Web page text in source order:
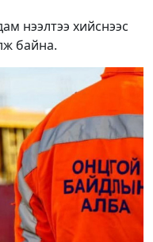
нээлтээ хийснээс
байна.